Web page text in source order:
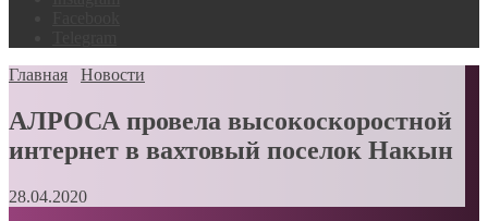
Главная
Новости
АЛРОСА провела высокоскоростной
интернет в вахтовый поселок Накын
28.04.2020